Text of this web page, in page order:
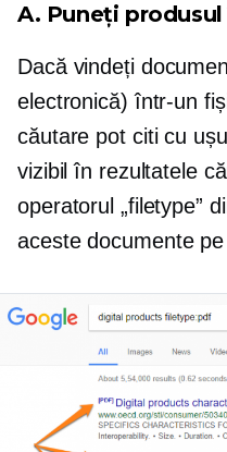
A. Puneți
Dacă vindeți
electronică) într-un
căutare pot citi cu
vizibil în rezultatele
operatorul „filetype”
aceste documente